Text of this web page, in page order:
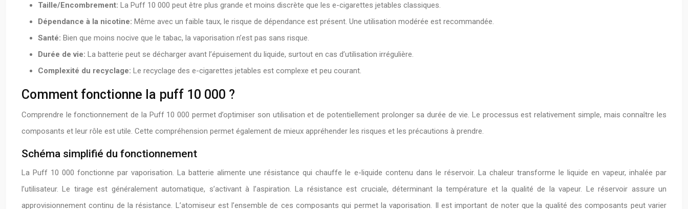
Taille/Encombrement: La Puff 10 000 peut être plus grande et moins discrète que les e-cigarettes jetables classiques.
Dépendance à la nicotine: Même avec un faible taux, le risque de dépendance est présent. Une utilisation modérée est recommandée.
Santé: Bien que moins nocive que le tabac, la vaporisation n’est pas sans risque.
Durée de vie: La batterie peut se décharger avant l’épuisement du liquide, surtout en cas d’utilisation irrégulière.
Complexité du recyclage: Le recyclage des e-cigarettes jetables est complexe et peu courant.
Comment fonctionne la puff 10 000 ?
Comprendre le fonctionnement de la Puff 10 000 permet d’optimiser son utilisation et de potentiellement prolonger sa durée de vie. Le processus est relativement simple, mais connaître les
composants et leur rôle est utile. Cette compréhension permet également de mieux appréhender les risques et les précautions à prendre.
Schéma simplifié du fonctionnement
La Puff 10 000 fonctionne par vaporisation. La batterie alimente une résistance qui chauffe le e-liquide contenu dans le réservoir. La chaleur transforme le liquide en vapeur, inhalée par
l’utilisateur. Le tirage est généralement automatique, s’activant à l’aspiration. La résistance est cruciale, déterminant la température et la qualité de la vapeur. Le réservoir assure un
approvisionnement continu de la résistance. L’atomiseur est l’ensemble de ces composants qui permet la vaporisation. Il est important de noter que la qualité des composants peut varier